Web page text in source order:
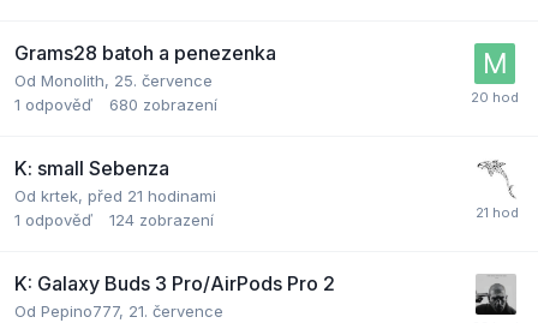
Grams28 batoh a penezenka
Od Monolith, 25. července
1 odpověď 680 zobrazení
K: small Sebenza
Od krtek, před 21 hodinami
1 odpověď 124 zobrazení
K: Galaxy Buds 3 Pro/AirPods Pro 2
Od Pepino777, 21. července